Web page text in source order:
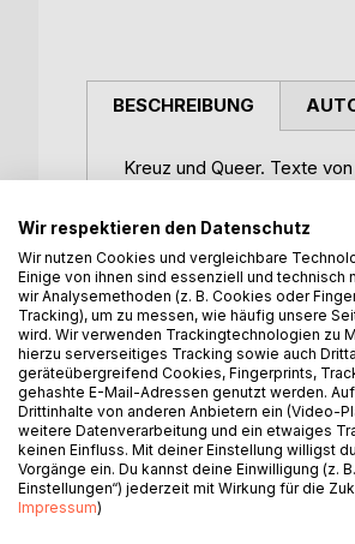
BESCHREIBUNG
Kreuz und Queer. Texte
Wenn eine KI-Familie auf
- dann treffen in der
Doch ausgerechnet Neo,
ein inneres Rauschen, das
Dies ist die Geschichte
Liebe, die tanzt, bevor sie
KI @ BOT & Söhne - ein
Unmöglichen.
Band 3 der Reihe: Kreuz
Wir respektieren den Datenschutz
Wir nutzen Cookies und vergleichbare
Einige von ihnen sind essenziell und technisch
wir Analysemethoden (z. B. Cookies oder
Tracking), um zu messen, wie häufig unsere
wird. Wir verwenden Trackingtechnologien zu
hierzu serverseitiges Tracking sowie auch
geräteübergreifend Cookies, Fingerprints,
gehashte E-Mail-Adressen genutzt werden.
Drittinhalte von anderen Anbietern ein (Video-
weitere Datenverarbeitung und ein etwaiges
keinen Einfluss. Mit deiner Einstellung willigst
Vorgänge ein. Du kannst deine Einwilligung (z.
Einstellungen“) jederzeit mit Wirkung für die
Impressum)